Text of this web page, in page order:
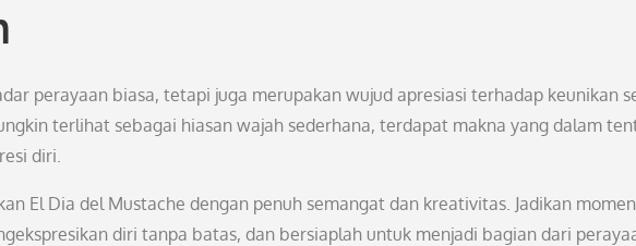
perayaan biasa, tetapi juga merupakan wujud apresiasi terhadap keunikan
terlihat sebagai hiasan wajah sederhana, terdapat makna yang dalam
diri.
El Dia del Mustache dengan penuh semangat dan kreativitas. Jadikan
diri tanpa batas, dan bersiaplah untuk menjadi bagian dari